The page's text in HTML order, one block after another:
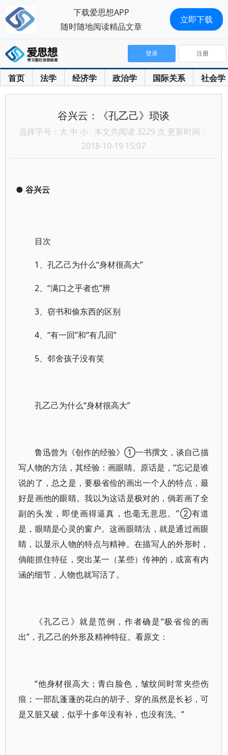
首页 法学 经济学 政治学 国际关系 社会学
登录 注册
谷兴云：《孔乙己》琐谈
选择字号： 大 中 小 本文共阅读 3229 次 更新时间：
2018-10-19 15:07
● 谷兴云
目次
1、孔乙己为什么“身材很高大”
2、“满口之乎者也”辨
3、窃书和偷东西的区别
4、“有一回”和“有几回”
5、邻舍孩子没有笑
孔乙己为什么“身材很高大”
鲁迅曾为《创作的经验》①一书撰文，谈自己描
写人物的方法，其经验：画眼睛。原话是，“忘记是谁
说的了，总之是，要极省俭的画出一个人的特点，最
好是画他的眼睛。我以为这话是极对的，倘若画了全
副的头发，即使画得逼真，也毫无意思。”②有道
是，眼睛是心灵的窗户。这画眼睛法，就是通过画眼
睛，以显示人物的特点与精神。在描写人的外形时，
倘能抓住特征，突出某一（某些）传神的，或富有内
涵的细节，人物也就写活了。
《孔乙己》就是范例，作者确是“极省俭的画
出”，孔乙己的外形及精神特征。看原文：
“他身材很高大；青白脸色，皱纹间时常夹些伤
痕；一部乱蓬蓬的花白的胡子。穿的虽然是长衫，可
是又脏又破，似乎十多年没有补，也没有洗。”
下载爱思想APP
随时随地阅读精品文章
立即下载